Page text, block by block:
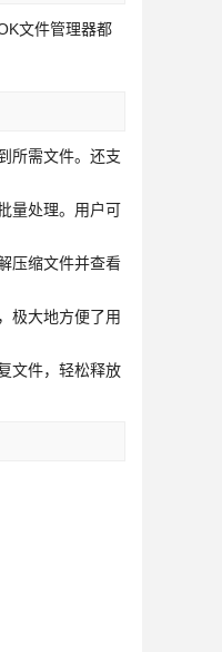
文件管理器都
所需文件。还支
量处理。用户可
压缩文件并查看
极大地方便了用
文件，轻松释放